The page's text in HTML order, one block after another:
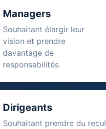
Managers
Souhaitant élargir leur
vision et prendre
davantage de
responsabilités.
Dirigeants
Souhaitant prendre du recul